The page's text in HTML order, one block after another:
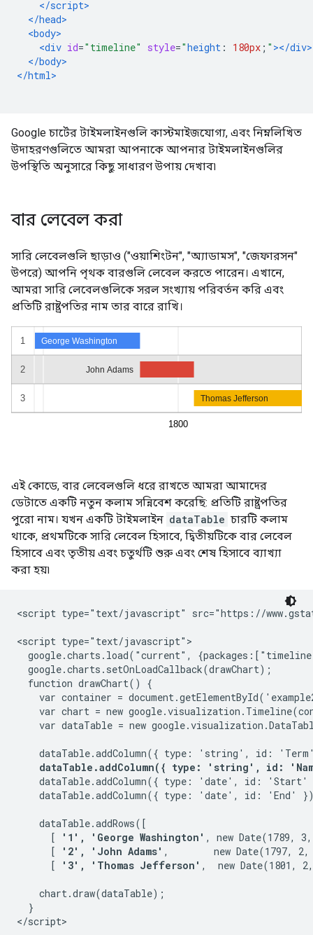
</script>
</head>
<body>
<div id="timeline" style="height : 180px ; " ></div>
</body>
</html>
Google চার্টের টাইমলাইনগুলি কাস্টমাইজযোগ্য, এবং নিম্নলিখিত
উদাহরণগুলিতে আমরা আপনাকে আপনার টাইমলাইনগুলির
উপস্থিতি অনুসারে কিছু সাধারণ উপায় দেখাব৷
বার লেবেল করা
সারি লেবেলগুলি ছাড়াও ("ওয়াশিংটন", "অ্যাডামস", "জেফারসন"
উপরে) আপনি পৃথক বারগুলি লেবেল করতে পারেন। এখানে,
আমরা সারি লেবেলগুলিকে সরল সংখ্যায় পরিবর্তন করি এবং
প্রতিটি রাষ্ট্রপতির নাম তার বারে রাখি।
এই কোডে, বার লেবেলগুলি ধরে রাখতে আমরা আমাদের
ডেটাতে একটি নতুন কলাম সন্নিবেশ করেছি: প্রতিটি রাষ্ট্রপতির
পুরো নাম। যখন একটি টাইমলাইন dataTable চারটি কলাম
থাকে, প্রথমটিকে সারি লেবেল হিসাবে, দ্বিতীয়টিকে বার লেবেল
হিসাবে এবং তৃতীয় এবং চতুর্থটি শুরু এবং শেষ হিসাবে ব্যাখ্যা
করা হয়৷
<script type="text/javascript" src="https://
<script type="text/javascript">
google.charts.load("current",
  google.charts.setOnLoadCallback(drawChart);
  function drawChart() {
var container =
var chart = new
var dataTable = new
dataTable.addColumn({ type: 'string', id:
dataTable.addColumn({ type: 'string', id:
dataTable.addColumn({ type: 'date', id: 'Start'
dataTable.addColumn({ type: 'date', id: 'End'
    dataTable.addRows([
      [
'1', 'George Washington' , new Date(1789,
      [
'2', 'John Adams' ,        new Date(1797,
      [
'3', 'Thomas Jefferson' ,  new Date(1801,
    chart.draw(dataTable);
  }
</script>